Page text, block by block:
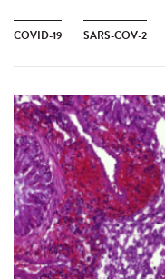
COVID-19 SARS-COV-2